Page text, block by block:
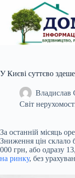
вмісту
У Києві суттєво
Владислав
Світ
За останній місяць
Зниження цін склало
000 грн, або одразу
на ринку, без